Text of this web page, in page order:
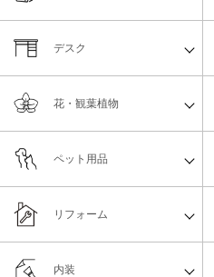
デスク
花・観葉植物
ペット用品
リフォーム
内装